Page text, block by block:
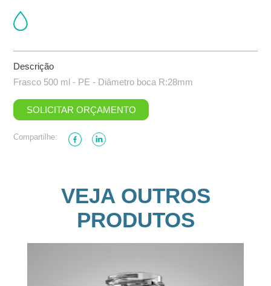
Descrição
Frasco 500 ml - PE - Diâmetro boca R:28mm
SOLICITAR ORÇAMENTO
Compartilhe:
VEJA OUTROS
PRODUTOS